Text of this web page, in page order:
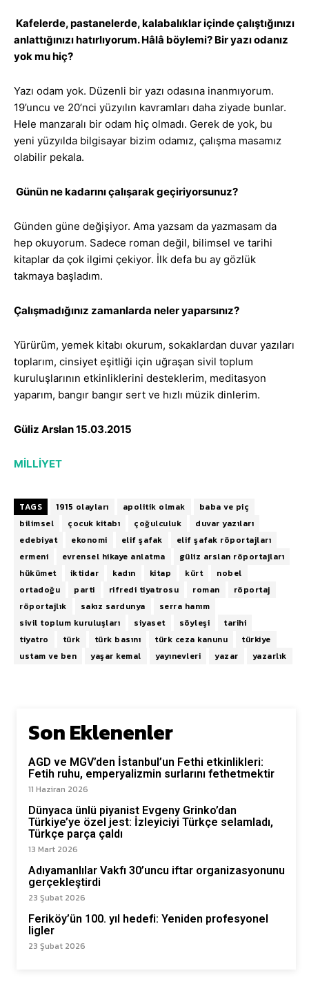
Kafelerde, pastanelerde, kalabalıklar içinde çalıştığınızı
anlattığınızı hatırlıyorum. Hâlâ böylemi? Bir yazı odanız
yok mu hiç?
Yazı odam yok. Düzenli bir yazı odasına inanmıyorum.
19’uncu ve 20’nci yüzyılın kavramları daha ziyade bunlar.
Hele manzaralı bir odam hiç olmadı. Gerek de yok, bu
yeni yüzyılda bilgisayar bizim odamız, çalışma masamız
olabilir pekala.
Günün ne kadarını çalışarak geçiriyorsunuz?
Günden güne değişiyor. Ama yazsam da yazmasam da
hep okuyorum. Sadece roman değil, bilimsel ve tarihi
kitaplar da çok ilgimi çekiyor. İlk defa bu ay gözlük
takmaya başladım.
Çalışmadığınız zamanlarda neler yaparsınız?
Yürürüm, yemek kitabı okurum, sokaklardan duvar yazıları
toplarım, cinsiyet eşitliği için uğraşan sivil toplum
kuruluşlarının etkinliklerini desteklerim, meditasyon
yaparım, bangır bangır sert ve hızlı müzik dinlerim.
Güliz Arslan 15.03.2015
MİLLİYET
TAGS 1915 olayları apolitik olmak
baba ve piç
bilimsel
çocuk kitabı çoğulculuk
duvar yazıları
edebiyat
ekonomi elif şafak
elif şafak röportajları
ermeni
evrensel hikaye anlatma
güliz arslan röportajları
hükümet
iktidar kadın kitap kürt
nobel
ortadoğu
parti rifredi tiyatrosu roman
röportaj
röportajlık
sakız sardunya
serra hanım
sivil toplum kuruluşları
siyaset söyleşi
tarihi
tiyatro
türk türk basını türk ceza kanunu
türkiye
ustam ve ben
yaşar kemal yayınevleri yazar yazarlık
Son Eklenenler
AGD ve MGV’den İstanbul’un Fethi etkinlikleri:
Fetih ruhu, emperyalizmin surlarını fethetmektir
11 Haziran 2026
Dünyaca ünlü piyanist Evgeny Grinko’dan
Türkiye’ye özel jest: İzleyiciyi Türkçe selamladı,
Türkçe parça çaldı
13 Mart 2026
Adıyamanlılar Vakfı 30’uncu iftar organizasyonunu
gerçekleştirdi
23 Şubat 2026
Feriköy’ün 100. yıl hedefi: Yeniden profesyonel
ligler
23 Şubat 2026